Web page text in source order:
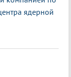
ядерной